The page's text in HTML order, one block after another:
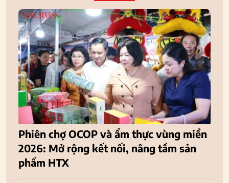
Phiên chợ OCOP và ẩm thực vùng miền
2026: Mở rộng kết nối, nâng tầm sản
phẩm HTX